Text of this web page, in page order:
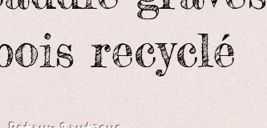
recyclé